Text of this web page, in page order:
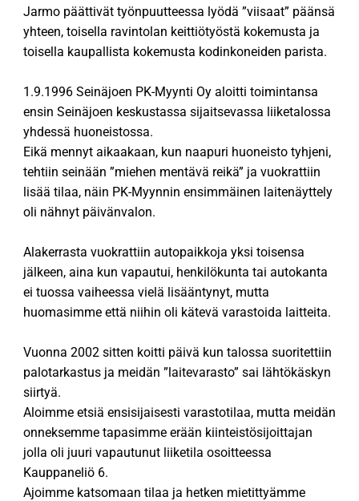
Jarmo päättivät työnpuutteessa lyödä ”viisaat” päänsä
yhteen, toisella ravintolan keittiötyöstä kokemusta ja
toisella kaupallista kokemusta kodinkoneiden parista.
1.9.1996 Seinäjoen PK-Myynti Oy aloitti toimintansa
ensin Seinäjoen keskustassa sijaitsevassa liiketalossa
yhdessä huoneistossa.
Eikä mennyt aikaakaan, kun naapuri huoneisto tyhjeni,
tehtiin seinään ”miehen mentävä reikä” ja vuokrattiin
lisää tilaa, näin PK-Myynnin ensimmäinen laitenäyttely
oli nähnyt päivänvalon.
Alakerrasta vuokrattiin autopaikkoja yksi toisensa
jälkeen, aina kun vapautui, henkilökunta tai autokanta
ei tuossa vaiheessa vielä lisääntynyt, mutta
huomasimme että niihin oli kätevä varastoida laitteita.
Vuonna 2002 sitten koitti päivä kun talossa suoritettiin
palotarkastus ja meidän ”laitevarasto” sai lähtökäskyn
siirtyä.
Aloimme etsiä ensisijaisesti varastotilaa, mutta meidän
onneksemme tapasimme erään kiinteistösijoittajan
jolla oli juuri vapautunut liiketila osoitteessa
Kauppaneliö 6.
Ajoimme katsomaan tilaa ja hetken mietittyämme